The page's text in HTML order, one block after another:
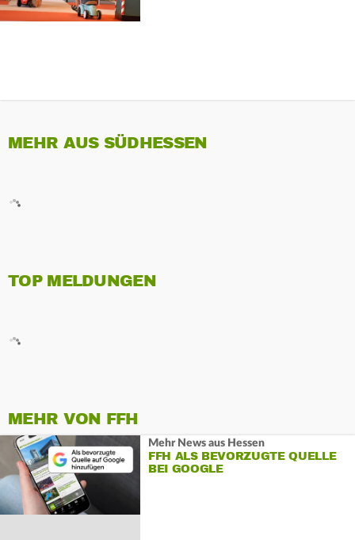
MEHR AUS SÜDHESSEN
TOP MELDUNGEN
MEHR VON FFH
Mehr News aus Hessen
FFH ALS BEVORZUGTE QUELLE
BEI GOOGLE